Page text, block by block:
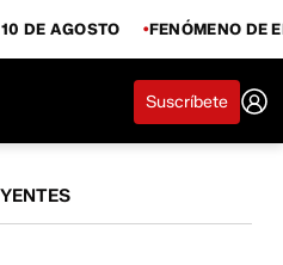
DE AGOSTO FENÓMENO DE
Suscríbete